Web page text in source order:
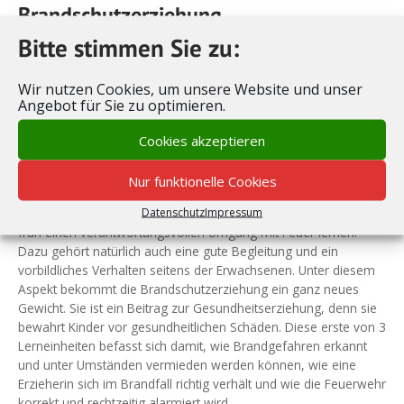
Bitte stimmen Sie zu:
Wir nutzen Cookies, um unsere Website und unser
Angebot für Sie zu optimieren.
Cookies akzeptieren
Nur funktionelle Cookies
DatenschutzImpressum
Brandschutzerziehung
Elementare Dinge wie Wasser, Erde, Luft und insbesondere
Feuer üben auf Kinder eine geradezu magische Faszination aus.
Gleichzeitig können Kinder die Gefahren, die von offenem
Feuer, einer Kerzenflamme oder Streichhölzern ausgehen,
leider noch nicht richtig einschätzen. Wer meint, radikale Verbote
könnten helfen, Kinder vom Zündeln abzuhalten, wird scheitern.
Kinder vor dem Feuer zu warnen und ihnen den Umgang mit
Streichhölzern zu verbieten, wird ein heimliches Ausprobieren
eher anfachen. Stattdessen sollten Mädchen und Jungen lieber
früh einen verantwortungsvollen Umgang mit Feuer lernen.
Dazu gehört natürlich auch eine gute Begleitung und ein
vorbildliches Verhalten seitens der Erwachsenen. Unter diesem
Aspekt bekommt die Brandschutzerziehung ein ganz neues
Gewicht. Sie ist ein Beitrag zur Gesundheitserziehung, denn sie
bewahrt Kinder vor gesundheitlichen Schäden. Diese erste von 3
Lerneinheiten befasst sich damit, wie Brandgefahren erkannt
und unter Umständen vermieden werden können, wie eine
Erzieherin sich im Brandfall richtig verhält und wie die Feuerwehr